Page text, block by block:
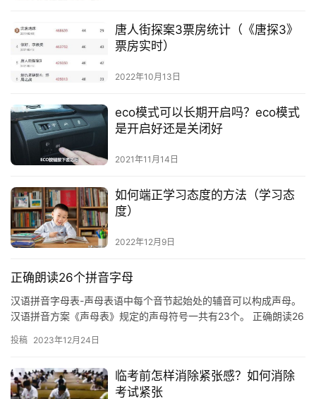
唐人街探案3票房统计（《唐探3》
票房实时）
2022年10月13日
eco模式可以长期开启吗？eco模式
是开启好还是关闭好
2021年11月14日
如何端正学习态度的方法（学习态
度）
2022年12月9日
正确朗读26个拼音字母
汉语拼音字母表-声母表语中每个音节起始处的辅音可以构成声母。
汉语拼音方案《声母表》规定的声母符号一共有23个。 正确朗读26
投稿 2023年12月24日
临考前怎样消除紧张感？如何消除
考试紧张